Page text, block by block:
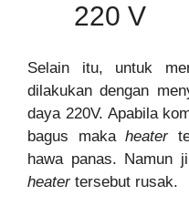
220 V
Selain itu, untuk
dilakukan dengan
daya 220V. Apabila
bagus makaheater
hawa panas. Namun
heatertersebut rusak.